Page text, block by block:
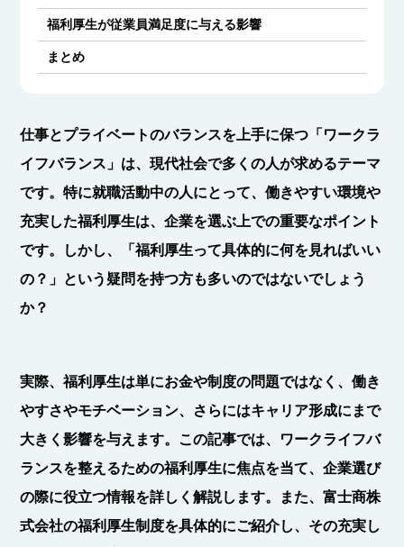
福利厚生が従業員満足度に与える影響
まとめ
仕事とプライベートのバランスを上手に保つ「ワークラ
イフバランス」は、現代社会で多くの人が求めるテーマ
です。特に就職活動中の人にとって、働きやすい環境や
充実した福利厚生は、企業を選ぶ上での重要なポイント
です。しかし、「福利厚生って具体的に何を見ればいい
の？」という疑問を持つ方も多いのではないでしょう
か？
実際、福利厚生は単にお金や制度の問題ではなく、働き
やすさやモチベーション、さらにはキャリア形成にまで
大きく影響を与えます。この記事では、 ワークライフバ
ランスを整えるための福利厚生に焦点を当て、企業選び
の際に役立つ情報を詳しく解説します。また、富士商株
式会社の福利厚生制度を具体的にご紹介し、その充実し